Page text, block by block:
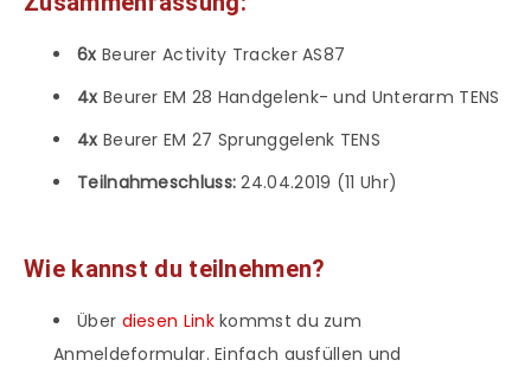
6x Beurer Activity Tracker AS87
4x Beurer EM 28 Handgelenk- und Unterarm TENS
4x Beurer EM 27 Sprunggelenk TENS
Teilnahmeschluss: 24.04.2019 (11 Uhr)
Wie kannst du teilnehmen?
Über diesen Linkkommst du zum
Anmeldeformular. Einfach ausfüllen und